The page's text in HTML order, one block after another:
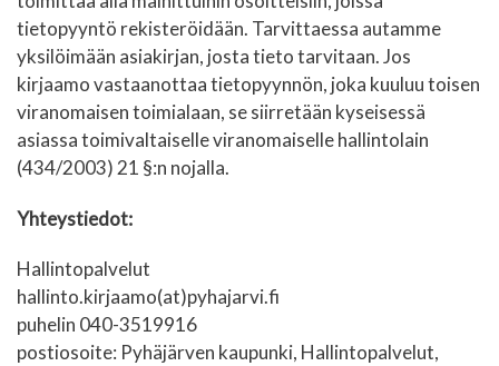
tietopyyntö rekisteröidään. Tarvittaessa autamme
yksilöimään asiakirjan, josta tieto tarvitaan. Jos
kirjaamo vastaanottaa tietopyynnön, joka kuuluu toisen
viranomaisen toimialaan, se siirretään kyseisessä
asiassa toimivaltaiselle viranomaiselle hallintolain
(434/2003) 21 §:n nojalla.
Yhteystiedot:
Hallintopalvelut
hallinto.kirjaamo(at)pyhajarvi.fi
puhelin 040-3519916
postiosoite: Pyhäjärven kaupunki, Hallintopalvelut,